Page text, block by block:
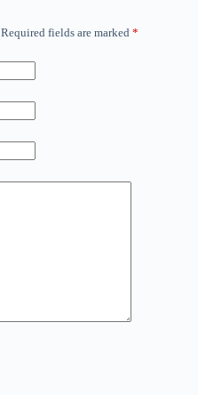
Required fields are marked *